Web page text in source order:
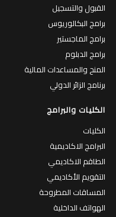
القبول والتسجيل
برامج البكالوريوس
برامج الماجستير
برامج الدبلوم
المنح والمساعدات المالية
برنامج الزائر الدولي
الكليات والبرامج
الكليات
البرامج الاكاديمية
الطاقم الاكاديمي
التقويم الأكاديمي
المساقات المطروحة
الهواتف الداخلية